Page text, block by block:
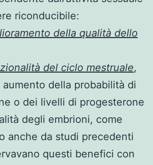
riconducibile:
della qualità dello
del ciclo mestruale,
aumento della probabilità di
o dei livelli di progesterone
degli embrioni, come
anche da studi precedenti
questi benefici con